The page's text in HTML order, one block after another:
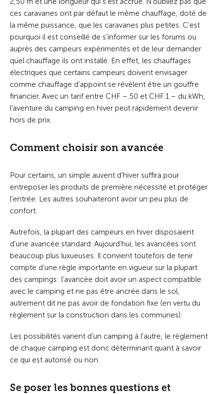
ces caravanes ont par défaut le même chauffage, doté de
la même puissance, que les caravanes plus petites. C’est
pourquoi il est conseillé de s’informer sur les forums ou
auprès des campeurs expérimentés et de leur demander
quel chauffage ils ont installé. En effet, les chauffages
électriques que certains campeurs doivent envisager
comme chauffage d’appoint se révèlent être un gouffre
financier. Avec un tarif entre CHF –.50 et CHF 1.– du kWh,
l’aventure du camping en hiver peut rapidement devenir
hors de prix.
Comment choisir son avancée
Pour certains, un simple auvent d’hiver suffira pour
entreposer les produits de première nécessité et protéger
l’entrée. Les autres souhaiteront avoir un peu plus de
confort.
Autrefois, la plupart des campeurs en hiver disposaient
d’une avancée standard. Aujourd’hui, les avancées sont
beaucoup plus luxueuses. Il convient toutefois de tenir
compte d’une règle importante en vigueur sur la plupart
des campings: l’avancée doit avoir un aspect compatible
avec le camping et ne pas être ancrée dans le sol,
autrement dit ne pas avoir de fondation fixe (en vertu du
règlement sur la construction dans les communes).
Les possibilités varient d’un camping à l’autre, le règlement
de chaque camping est donc déterminant quant à savoir
ce qui est autorisé ou non.
Se poser les bonnes questions et